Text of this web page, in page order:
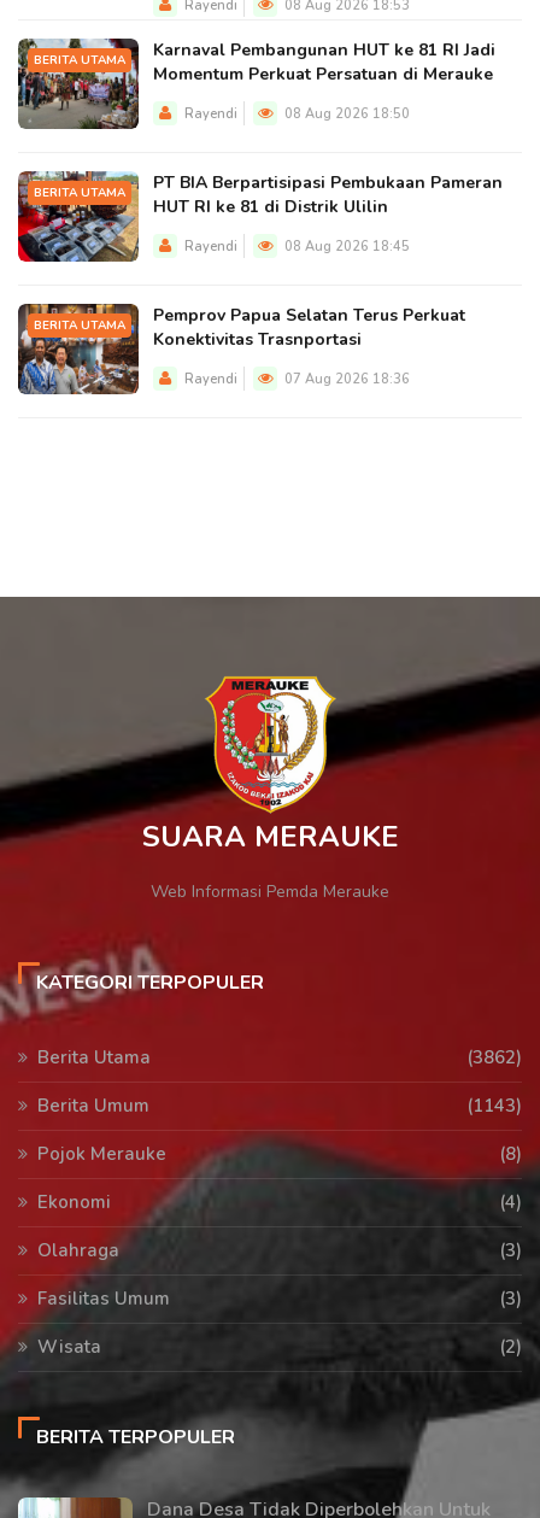
Rayendi 08 Aug 2026 18:53
BERITA UTAMA
Karnaval Pembangunan HUT ke 81 RI Jadi
Momentum Perkuat Persatuan di Merauke
Rayendi 08 Aug 2026 18:50
BERITA UTAMA
PT BIA Berpartisipasi Pembukaan Pameran
HUT RI ke 81 di Distrik Ulilin
Rayendi 08 Aug 2026 18:45
BERITA UTAMA
Pemprov Papua Selatan Terus Perkuat
Konektivitas Trasnportasi
Rayendi 07 Aug 2026 18:36
SUARA MERAUKE
Web Informasi Pemda Merauke
KATEGORI TERPOPULER
Berita Utama
(3862)
Berita Umum
(1143)
Pojok Merauke
(8)
Ekonomi
(4)
Olahraga
(3)
Fasilitas Umum
(3)
Wisata
(2)
BERITA TERPOPULER
Dana Desa Tidak Diperbolehkan Untuk